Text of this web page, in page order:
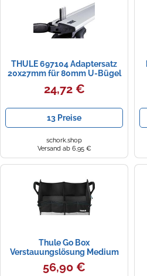
THULE 697104 Adaptersatz
20x27mm für 80mm U-Bügel
24,72 €
13 Preise
schork.shop
Versand ab 6,95 €
Thule Go Box
Verstauungslösung Medium
schwarz / grau Medium
56,90 €